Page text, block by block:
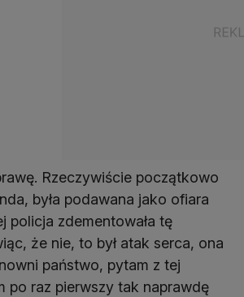
Rzeczywiście początkowo
była podawana jako ofiara
policja zdementowała tę
że nie, to był atak serca, ona
państwo, pytam z tej
po raz pierwszy tak naprawdę